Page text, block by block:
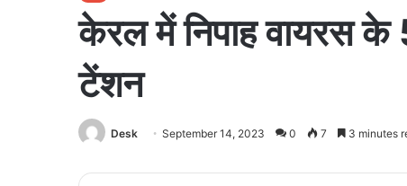
केरल में निपाह वायरस के
टेंशन
Desk September 14, 2023 0 7 3 minutes